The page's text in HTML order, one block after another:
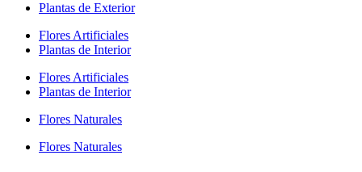
Plantas de Exterior
Flores Artificiales
Plantas de Interior
Flores Artificiales
Plantas de Interior
Flores Naturales
Flores Naturales